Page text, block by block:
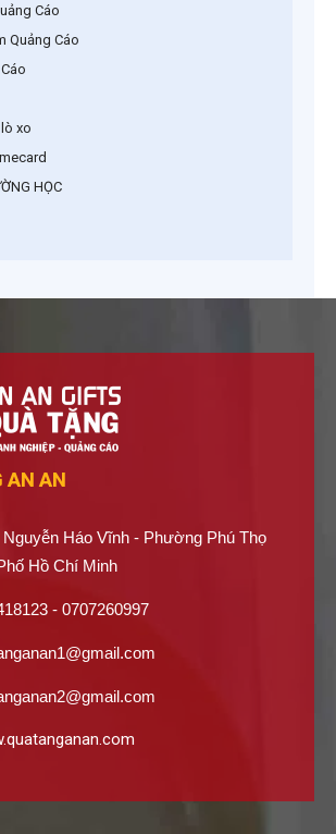
Cáo
Quảng Cáo
xo
HỌC
AN AN
Háo Vĩnh - Phường Phú Thọ
Hồ Chí Minh
- 0707260997